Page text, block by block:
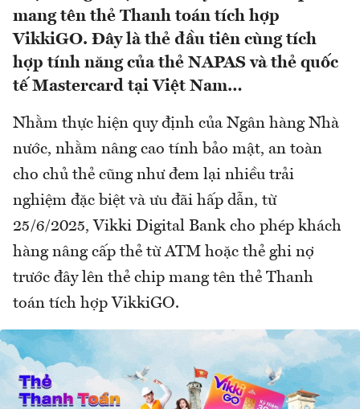
mang tên thẻ Thanh toán tích hợp
VikkiGO. Đây là thẻ đầu tiên cùng tích
hợp tính năng của thẻ NAPAS và thẻ quốc
tế Mastercard tại Việt Nam…
Nhằm thực hiện quy định của Ngân hàng Nhà
nước, nhằm nâng cao tính bảo mật, an toàn
cho chủ thẻ cũng như đem lại nhiều trải
nghiệm đặc biệt và ưu đãi hấp dẫn, từ
25/6/2025, Vikki Digital Bank cho phép khách
hàng nâng cấp thẻ từ ATM hoặc thẻ ghi nợ
trước đây lên thẻ chip mang tên thẻ Thanh
toán tích hợp VikkiGO.